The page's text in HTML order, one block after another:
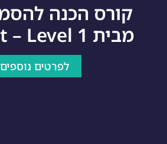
מבית Fortinet – Level 1
לפרטים נוספים